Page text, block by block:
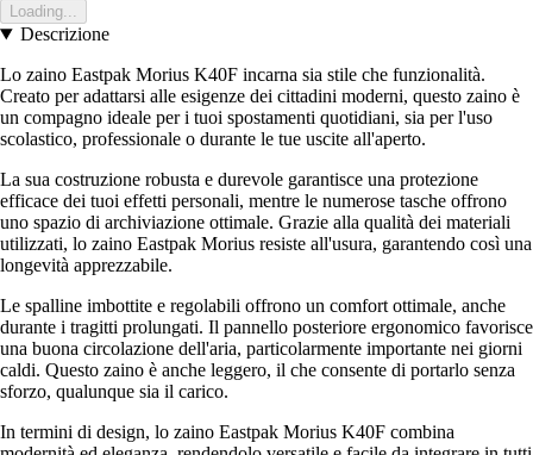
Loading...
Descrizione
Lo zaino Eastpak Morius K40F incarna sia stile che funzionalità.
Creato per adattarsi alle esigenze dei cittadini moderni, questo zaino è
un compagno ideale per i tuoi spostamenti quotidiani, sia per l'uso
scolastico, professionale o durante le tue uscite all'aperto.
La sua costruzione robusta e durevole garantisce una protezione
efficace dei tuoi effetti personali, mentre le numerose tasche offrono
uno spazio di archiviazione ottimale. Grazie alla qualità dei materiali
utilizzati, lo zaino Eastpak Morius resiste all'usura, garantendo così una
longevità apprezzabile.
Le spalline imbottite e regolabili offrono un comfort ottimale, anche
durante i tragitti prolungati. Il pannello posteriore ergonomico favorisce
una buona circolazione dell'aria, particolarmente importante nei giorni
caldi. Questo zaino è anche leggero, il che consente di portarlo senza
sforzo, qualunque sia il carico.
In termini di design, lo zaino Eastpak Morius K40F combina